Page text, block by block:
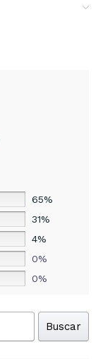
65%
31%
4%
0%
0%
Buscar